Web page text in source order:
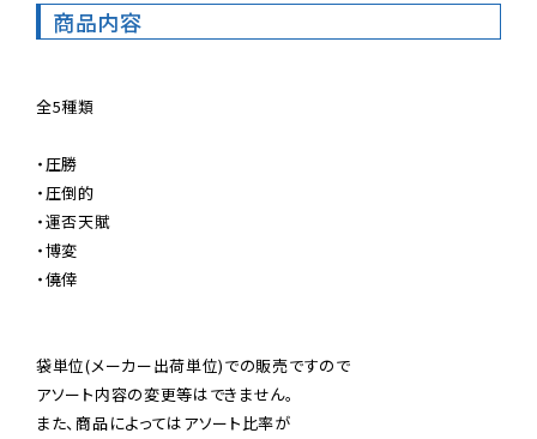
商品内容
全5種類
・圧勝
・圧倒的
・運否天賦
・博変
・僥倖
袋単位(メーカー出荷単位)での販売ですので
アソート内容の変更等はできません。
また、商品によってはアソート比率が